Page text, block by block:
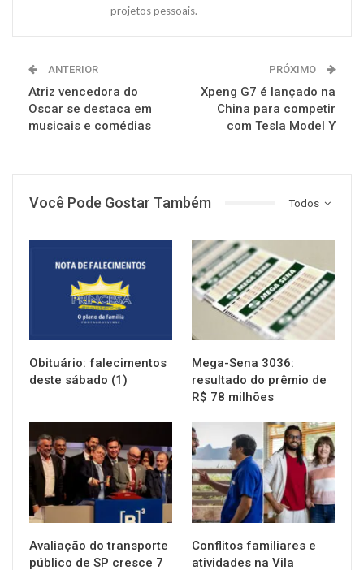
projetos pessoais.
ANTERIOR
Atriz vencedora do
Oscar se destaca em
musicais e comédias
PRÓXIMO
Xpeng G7 é lançado na
China para competir
com Tesla Model Y
Todos
Você Pode Gostar Também
Obituário: falecimentos
deste sábado (1)
NOTÍCIAS
Mega-Sena 3036:
resultado do prêmio de
R$ 78 milhões
NOTÍCIAS
Avaliação do transporte
público de SP cresce 7
NOTÍCIAS
Conflitos familiares e
atividades na Vila